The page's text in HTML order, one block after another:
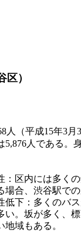
区）
人（平成15年3
人である。
区内には多く
場合、渋谷駅で
下：多くのバ
い。坂が多く、
域もある。